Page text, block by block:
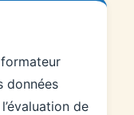
données
de